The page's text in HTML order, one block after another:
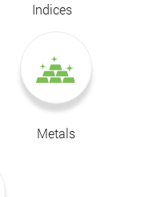
Indices
Metals